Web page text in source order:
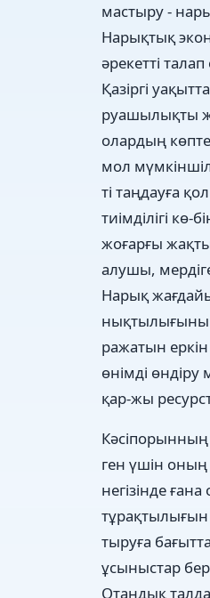
мастыру -
Нарықтық
әрекетті талап
Қазіргі
руашылықты
олардың
мол
ті таңдауға
тиімділігі
жоғарғы
алушы,
Нарық
ражатын
өнімді өндіру
қар-жы
ген үшін
негізінде
тұрақтылығын
тыруға
ұсыныстар
Отандық